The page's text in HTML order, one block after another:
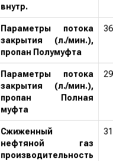
внутр.
Параметры потока
закрытия (л./мин.),
пропан Полумуфта
Параметры потока
закрытия (л./мин.),
пропан Полная
муфта
Сжиженный
нефтяной газ
производительность